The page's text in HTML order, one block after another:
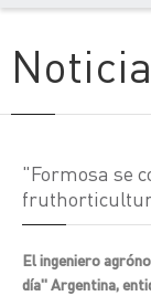
"Formosa se
El ingeniero
día" Argentina,